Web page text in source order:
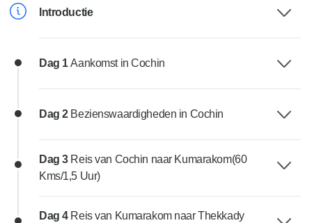
Introductie
Dag 1Aankomst in Cochin
Dag 2 Bezienswaardigheden in Cochin
Dag 3 Reis van Cochin naar Kumarakom(60
Kms/1,5 Uur)
Dag 4 Reis van Kumarakom naar Thekkady